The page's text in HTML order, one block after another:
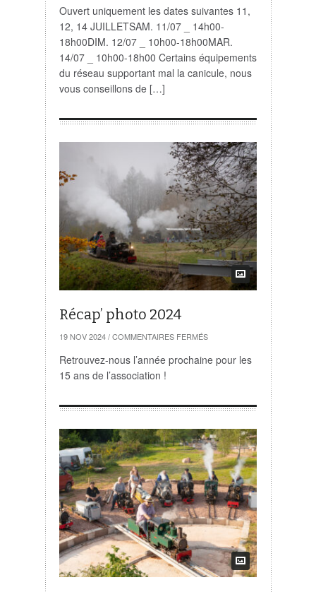
D’OUVERTURE
2026
Ouvert uniquement les dates suivantes 11,
12, 14 JUILLETSAM. 11/07 _ 14h00-
18h00DIM. 12/07 _ 10h00-18h00MAR.
14/07 _ 10h00-18h00 Certains équipements
du réseau supportant mal la canicule, nous
vous conseillons de […]
Récap’ photo 2024
19 NOV 2024 / COMMENTAIRES FERMÉSSUR
2024
Retrouvez-nous l’année prochaine pour les
15 ans de l’association !